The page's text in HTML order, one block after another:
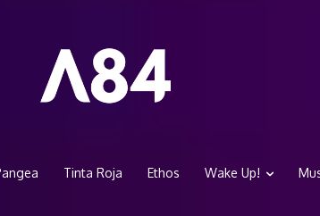
Tinta Roja Ethos Wake Up!